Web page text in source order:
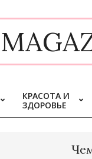
КРАСОТА И
ЗДОРОВЬЕ